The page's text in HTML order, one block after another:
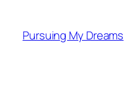
content
Pursuing My Dreams